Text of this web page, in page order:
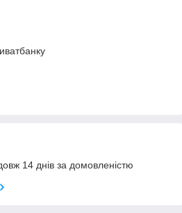
14 днів за домовленістю